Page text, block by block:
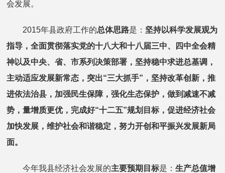
会发展。
2015年县政府工作的总体思路是： 坚持以科学发展观为
指导，全面贯彻落实党的十八大和十八届三中、四中全会精
神以及中央、省、市系列决策部署，坚持稳中求进总基调，
主动适应发展新常态，突出“三大抓手”，坚持改革创新，推
进依法治县，加强民生保障，强化生态保护，做到减速不减
势，量增质更优，完成好“十二五”规划目标，促进经济社会
加快发展，维护社会和谐稳定，努力开创和平振兴发展新局
面。
今年我县经济社会发展的主要预期目标是：生产总值增